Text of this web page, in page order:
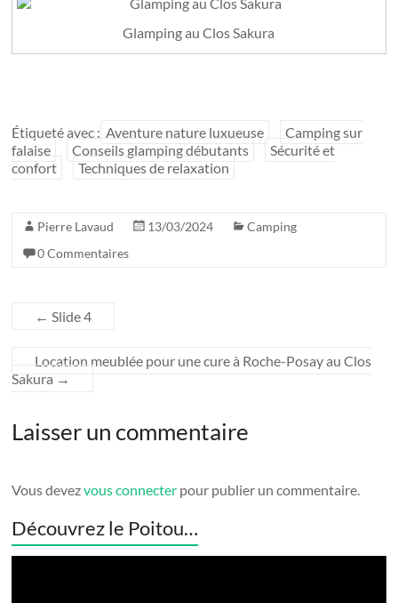
Glamping au Clos Sakura
Étiqueté avec : Aventure nature luxueuse
Camping sur
falaise
Conseils glamping débutants
Sécurité et
confort
Techniques de relaxation
Pierre Lavaud 13/03/2024
Camping
0 Commentaires
← Slide 4
Location meublée pour une cure à Roche-Posay au Clos
Sakura →
Laisser un commentaire
Vous devezvous connecter pour publier un commentaire.
Découvrez le Poitou…